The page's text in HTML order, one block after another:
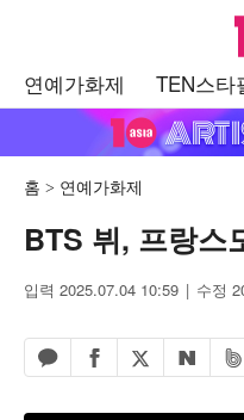
연예가화제 TEN스타
홈 연예가화제
BTS 뷔, 프랑스
입력 2025.07.04 10:59 수정
카카오톡 공유하기
페이스북 공유하기
엑스 공유하기
네이버